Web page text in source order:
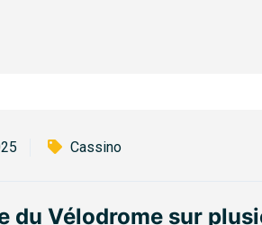
Cassino
du Vélodrome sur